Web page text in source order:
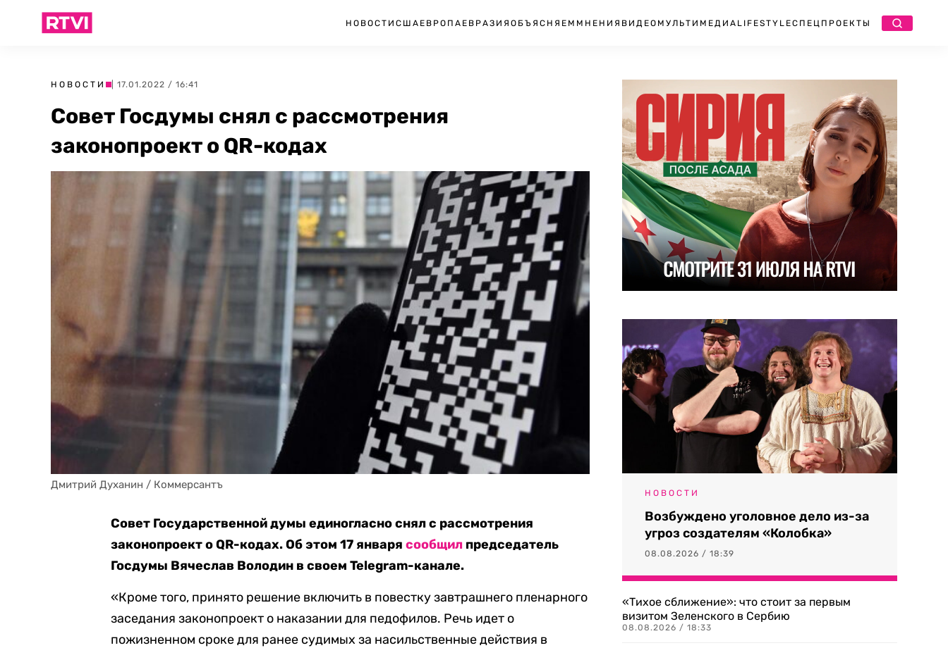
НОВОСТИ США ЕВРОПА ЕВРАЗИЯ ОБЪЯСНЯЕМ МНЕНИЯ ВИДЕО МУЛЬТИМЕДИА LIFESTYLEСПЕЦПРОЕКТЫ
НОВОСТИ | 17.01.2022 / 16:41
Совет Госдумы снял с рассмотрения
законопроект о QR-кодах
Дмитрий Духанин / Коммерсантъ
Совет Государственной думы единогласно снял с рассмотрения
законопроект о QR-кодах. Об этом 17 январясообщил председатель
Госдумы Вячеслав Володин в своем Telegram-канале.
«Кроме того, принято решение включить в повестку завтрашнего пленарного
заседания законопроект о наказании для педофилов. Речь идет о
пожизненном сроке для ранее судимых за насильственные действия в
НОВОСТИ
Возбуждено уголовное дело из-за
угроз создателям «Колобка»
08.08.2026 / 18:39
«Тихое сближение»: что стоит за первым
визитом Зеленского в Сербию
08.08.2026 / 18:33